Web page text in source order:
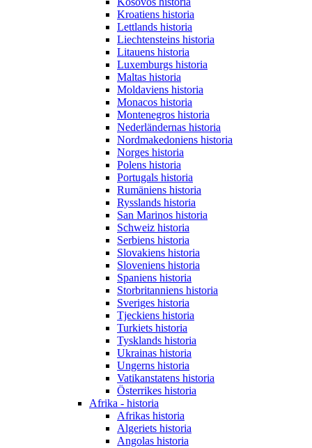
Kroatiens historia
Lettlands historia
Liechtensteins historia
Litauens historia
Luxemburgs historia
Maltas historia
Moldaviens historia
Monacos historia
Montenegros historia
Nederländernas historia
Nordmakedoniens historia
Norges historia
Polens historia
Portugals historia
Rumäniens historia
Rysslands historia
San Marinos historia
Schweiz historia
Serbiens historia
Slovakiens historia
Sloveniens historia
Spaniens historia
Storbritanniens historia
Sveriges historia
Tjeckiens historia
Turkiets historia
Tysklands historia
Ukrainas historia
Ungerns historia
Vatikanstatens historia
Österrikes historia
Afrika - historia
Afrikas historia
Algeriets historia
Angolas historia